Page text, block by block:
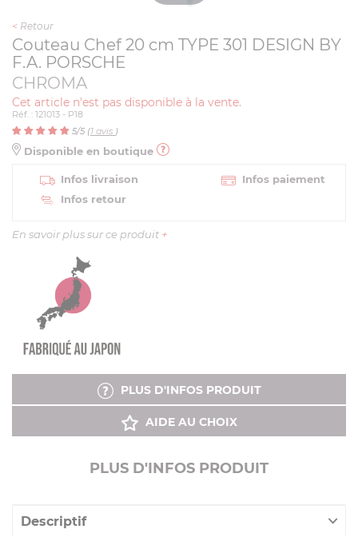
< Retour
Couteau Chef 20 cm TYPE 301 DESIGN BY
F.A. PORSCHE
CHROMA
Cet article n'est pas disponible à la vente.
Réf. : 121013 - P18
5/5 (1 avis )
Disponible en boutique
Infos livraison
Infos paiement
Infos retour
En savoir plus sur ce produit +
PLUS D'INFOS PRODUIT
AIDE AU CHOIX
PLUS D'INFOS PRODUIT
Descriptif